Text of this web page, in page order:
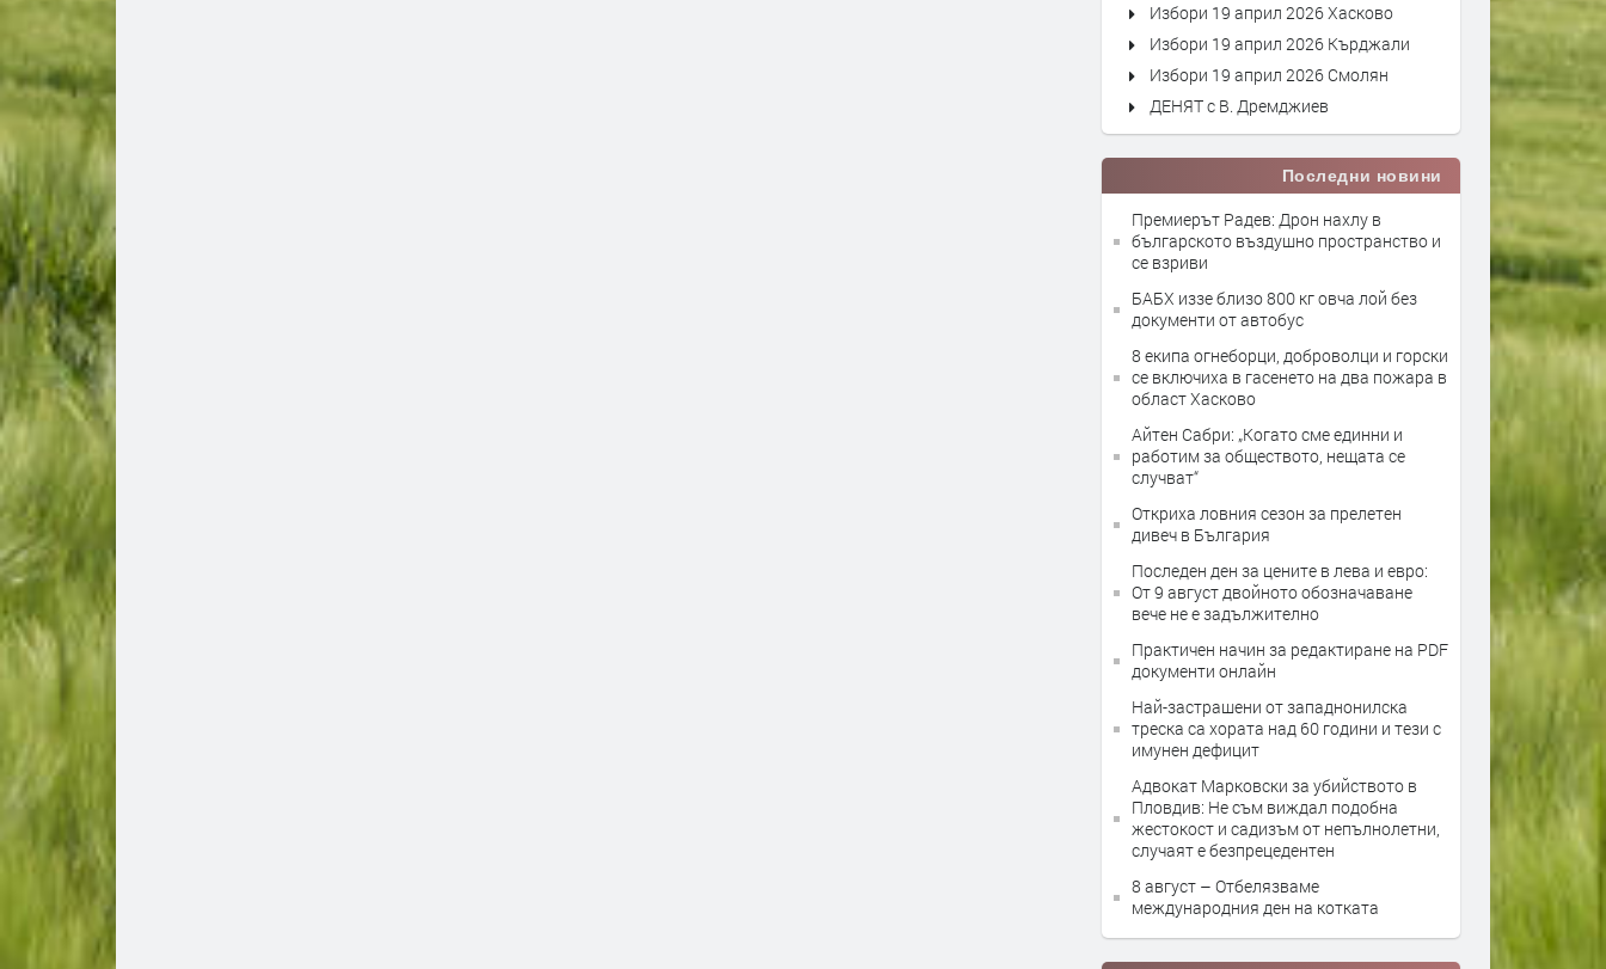
Избори 19 април 2026 Хасково
Избори 19 април 2026 Кърджали
Избори 19 април 2026 Смолян
ДЕНЯТ с В. Дремджиев
Последни новини
Премиерът Радев: Дрон нахлу в
българското въздушно пространство и
се взриви
БАБХ иззе близо 800 кг овча лой без
документи от автобус
8 екипа огнеборци, доброволци и горски
се включиха в гасенето на два пожара в
област Хасково
Айтен Сабри: „Когато сме единни и
работим за обществото, нещата се
случват“
Откриха ловния сезон за прелетен
дивеч в България
Последен ден за цените в лева и евро:
От 9 август двойното обозначаване
вече не е задължително
Практичен начин за редактиране на PDF
документи онлайн
Най-застрашени от западнонилска
треска са хората над 60 години и тези с
имунен дефицит
Адвокат Марковски за убийството в
Пловдив: Не съм виждал подобна
жестокост и садизъм от непълнолетни,
случаят е безпрецедентен
8 август – Отбелязваме
международния ден на котката